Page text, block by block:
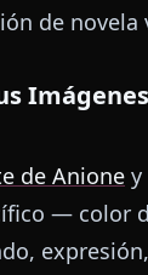
de novela
de Anione y
— color